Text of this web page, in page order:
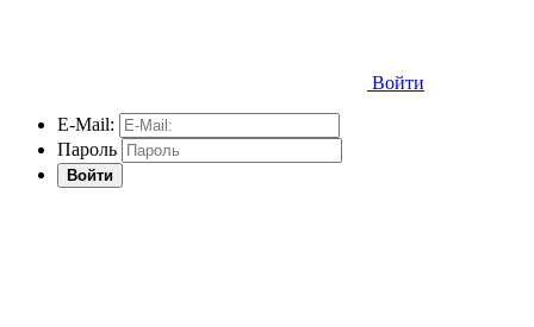
Войти
E-Mail:
Пароль
Войти